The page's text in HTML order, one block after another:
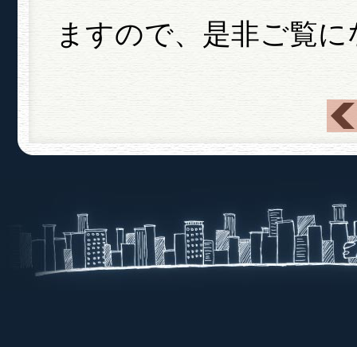
ますので、是非ご覧